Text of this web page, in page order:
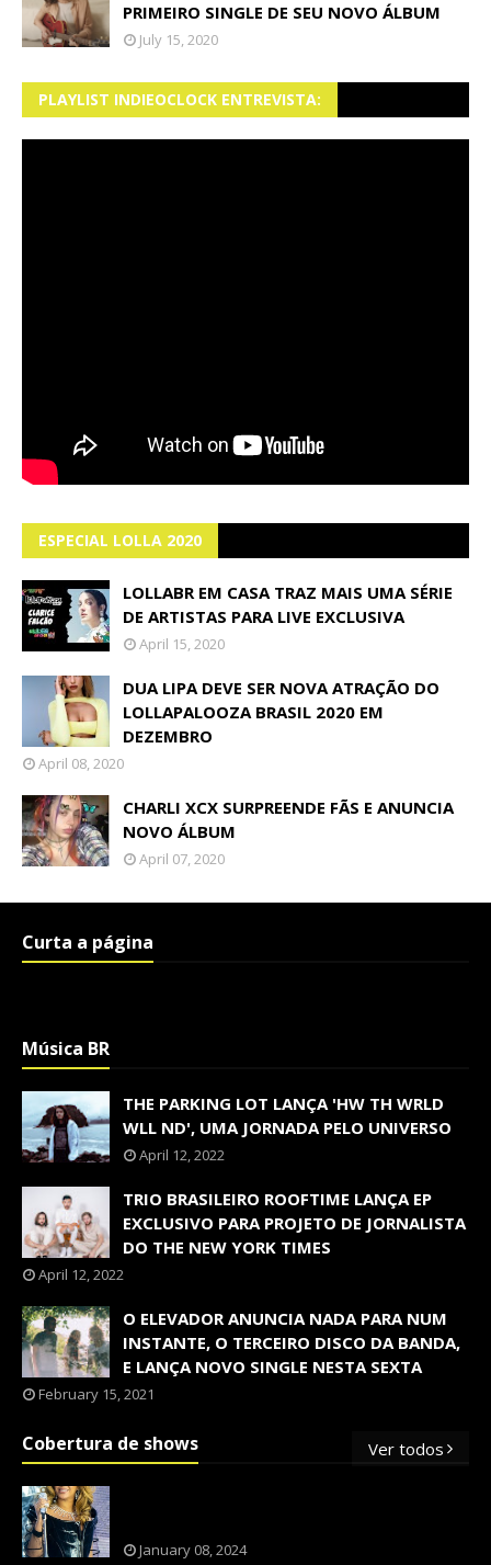
PRIMEIRO SINGLE DE SEU NOVO ÁLBUM
July 15, 2020
PLAYLIST INDIEOCLOCK ENTREVISTA:
ESPECIAL LOLLA 2020
LOLLABR EM CASA TRAZ MAIS UMA SÉRIE
DE ARTISTAS PARA LIVE EXCLUSIVA
April 15, 2020
DUA LIPA DEVE SER NOVA ATRAÇÃO DO
LOLLAPALOOZA BRASIL 2020 EM
DEZEMBRO
April 08, 2020
CHARLI XCX SURPREENDE FÃS E ANUNCIA
NOVO ÁLBUM
April 07, 2020
Curta a página
Música BR
THE PARKING LOT LANÇA 'HW TH WRLD
WLL ND', UMA JORNADA PELO UNIVERSO
April 12, 2022
TRIO BRASILEIRO ROOFTIME LANÇA EP
EXCLUSIVO PARA PROJETO DE JORNALISTA
DO THE NEW YORK TIMES
April 12, 2022
O ELEVADOR ANUNCIA NADA PARA NUM
INSTANTE, O TERCEIRO DISCO DA BANDA,
E LANÇA NOVO SINGLE NESTA SEXTA
February 15, 2021
Cobertura de shows Ver todos
January 08, 2024